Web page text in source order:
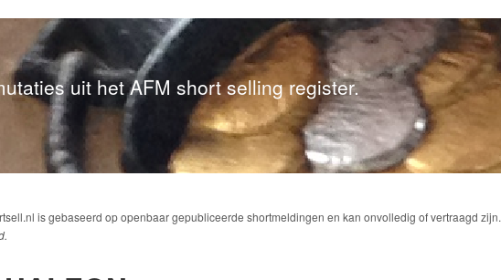
uit het AFM short selling register.
is gebaseerd op openbaar gepubliceerde shortmeldingen en kan onvolledig of vertraagd zijn.